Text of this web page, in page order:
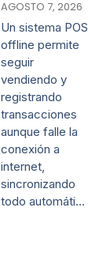
AGOSTO 7, 2026
Un sistema POS
offline permite
seguir
vendiendo y
registrando
transacciones
aunque falle la
conexión a
internet,
sincronizando
todo automáti…